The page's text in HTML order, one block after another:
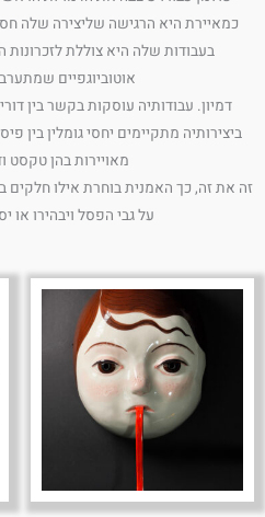
כמאיירת היא הרגישה שליצירה שלה
בעבודות שלה היא צוללת לזכרונות
אוטוביוגפיים
דמיון. עבודותיה עוסקות בקשר בין
ביצירותיה מתקיימים יחסי גומלין בין
מאויירות בהן טקסט
זה את זה, כך האמנית בוחרת אילו חלקים
על גבי הפסל ויבהירו